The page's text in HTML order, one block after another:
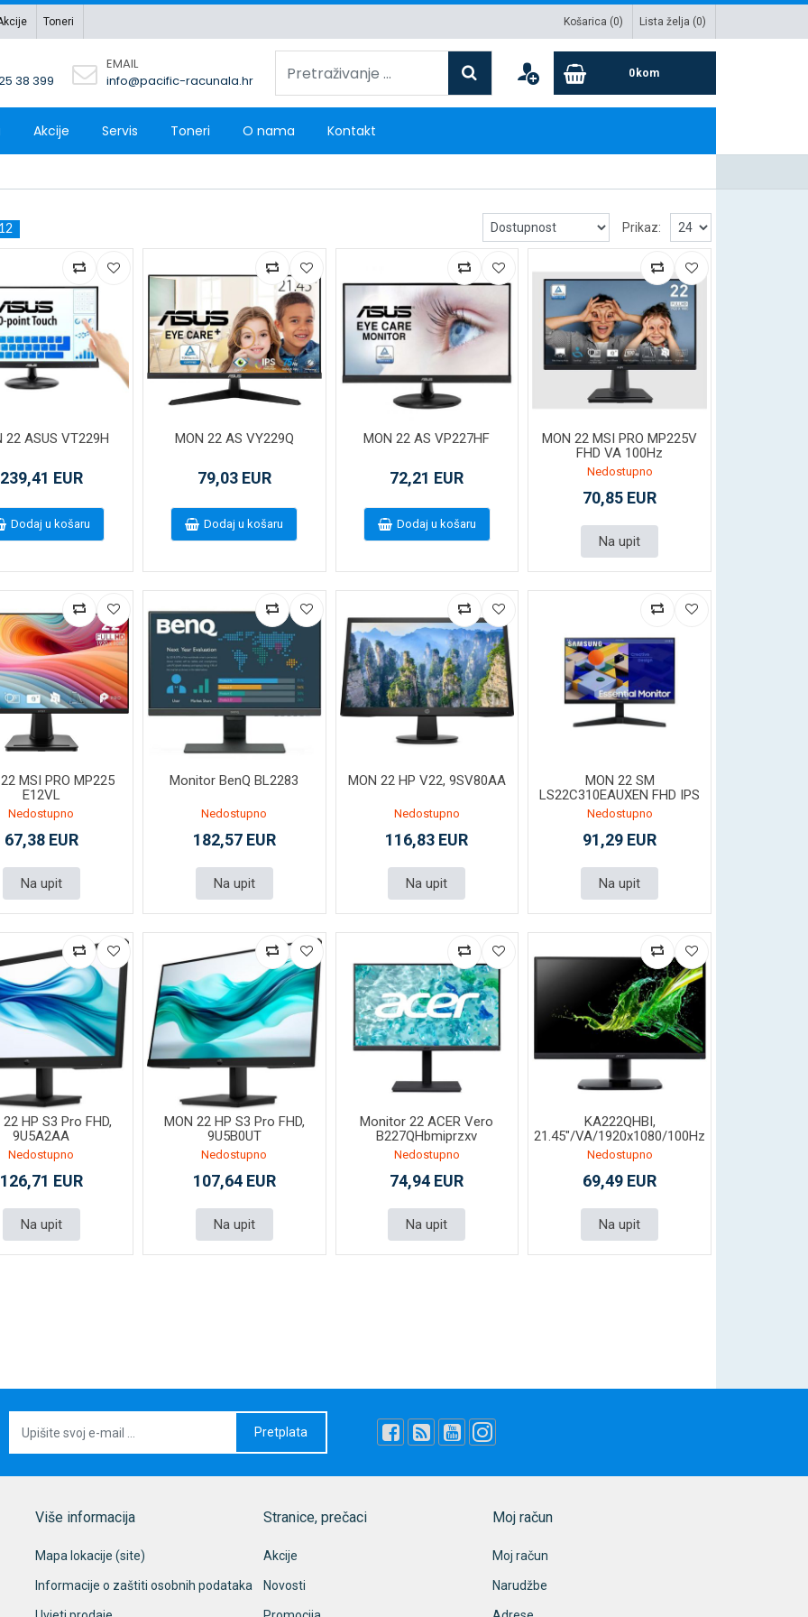
Toneri Košarica (0) Lista želja (0)
38 399
EMAIL
info@pacific-racunala.hr
0 kom
Akcije Servis Toneri O nama Kontakt
12 Prikaz:
22 ASUS VT229H
239,41 EUR
Dodaj u košaru
MON 22 AS VY229Q
79,03 EUR
Dodaj u košaru
MON 22 AS VP227HF
72,21 EUR
Dodaj u košaru
MON 22 MSI PRO MP225V
FHD VA 100Hz
Nedostupno
70,85 EUR
Na upit
MSI PRO MP225
E12VL
Nedostupno
67,38 EUR
Na upit
Monitor BenQ BL2283
Nedostupno
182,57 EUR
Na upit
MON 22 HP V22, 9SV80AA
Nedostupno
116,83 EUR
Na upit
MON 22 SM
LS22C310EAUXEN FHD IPS
Nedostupno
91,29 EUR
Na upit
22 HP S3 Pro FHD,
9U5A2AA
Nedostupno
126,71 EUR
Na upit
MON 22 HP S3 Pro FHD,
9U5B0UT
Nedostupno
107,64 EUR
Na upit
Monitor 22 ACER Vero
B227QHbmiprzxv
Nedostupno
74,94 EUR
Na upit
KA222QHBI,
21.45"/VA/1920x1080/100Hz
/HDMI/VGA/2Y
Nedostupno
69,49 EUR
Na upit
Pretplata
Više informacija
Mapa lokacije (site)
Informacije o zaštiti osobnih podataka
Stranice, prečaci
Akcije
Novosti
Moj račun
Moj račun
Narudžbe